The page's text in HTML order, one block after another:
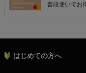
普段使いでお
はじめての方へ